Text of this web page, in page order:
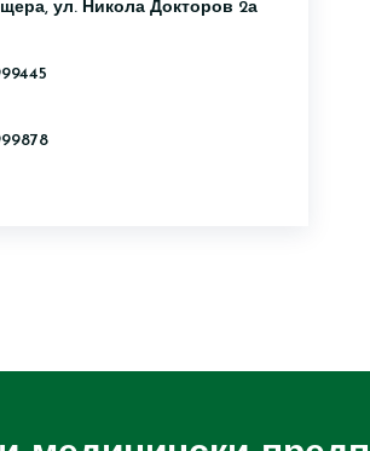
ул. Никола Докторов 2а